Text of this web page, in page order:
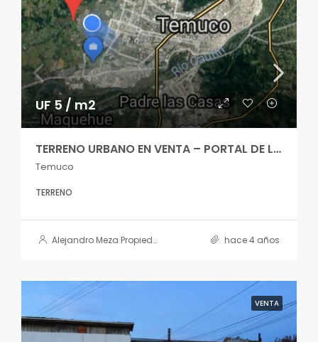
UF 5 / m2
TERRENO URBANO EN VENTA – PORTAL DE LA FRONTERA
Temuco
TERRENO
Alejandro Meza Propiedades hace 4 años
VENTA